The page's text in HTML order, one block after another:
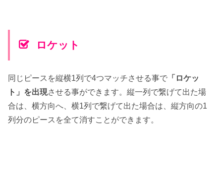
ロケット
同じピースを縦横1列で4つマッチさせる事で 「ロケッ
ト」を出現させる事ができます。縦一列で繋げて出た場
合は、横方向へ、横1列で繋げて出た場合は、縦方向の1
列分のピースを全て消すことができます。